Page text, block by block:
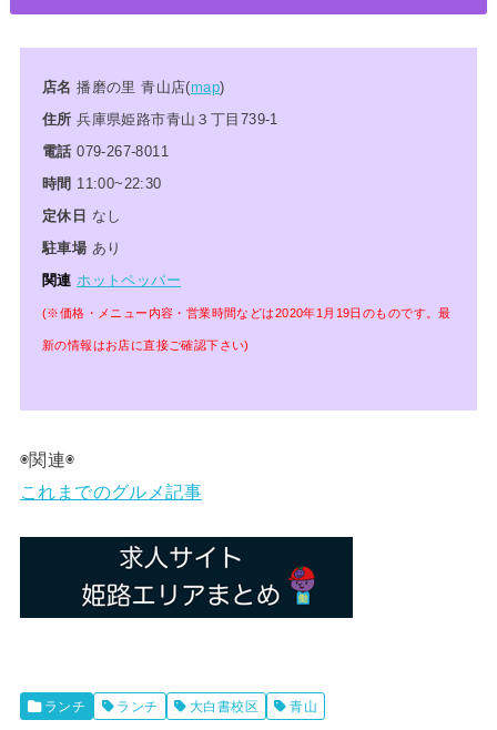
店名播磨の里 青山店(map)
住所兵庫県姫路市青山３丁目739-1
電話 079-267-8011
時間 11:00~22:30
定休日 なし
駐車場 あり
関連 ホットペッパー
(※価格・メニュー内容・営業時間などは2020年1月19日のものです。最
新の情報はお店に直接ご確認下さい)
◉関連◉
これまでのグルメ記事
ランチ ランチ 大白書校区 青山